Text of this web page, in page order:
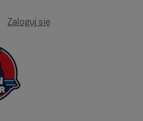
Zaloguj się